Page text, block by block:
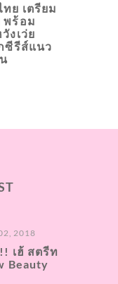
ย เตรียม
พร้อม
งเว่ย
ซีรีส์แนว
2018
เฮ้ สตรีท
Beauty